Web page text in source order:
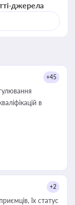
джерела
+45
в
+2
їх статус